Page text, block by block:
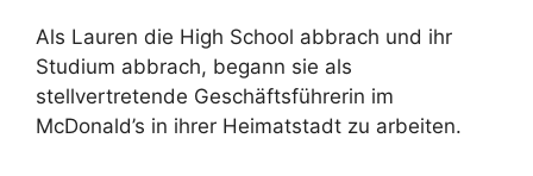
Als Lauren die High School abbrach und ihr
Studium abbrach, begann sie als
stellvertretende Geschäftsführerin im
McDonald’s in ihrer Heimatstadt zu arbeiten.